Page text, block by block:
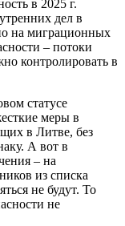
в 2025 г.
дел в
на миграционных
– потоки
контролировать в
статусе
меры в
в Литве, без
А вот в
– на
из списка
не будут. То
не